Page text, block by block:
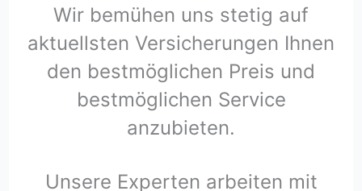
Wir bemühen uns stetig auf
aktuellsten Versicherungen Ihnen
den bestmöglichen Preis und
bestmöglichen Service
anzubieten.
Unsere Experten arbeiten mit